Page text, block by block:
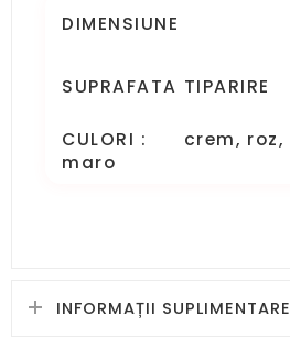
DIMENSIUNE
SUPRAFATA TIPARIRE
CULORI : crem, roz,
maro
INFORMAȚII SUPLIMENTARE